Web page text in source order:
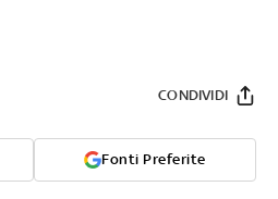
Fonti Preferite
CONDIVIDI